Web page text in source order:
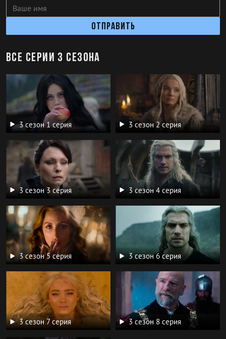
Отправить
Все серии 3 сезона
3 сезон 1 серия 3 сезон 2 серия
3 сезон 3 серия 3 сезон 4 серия
3 сезон 5 серия 3 сезон 6 серия
3 сезон 7 серия 3 сезон 8 серия